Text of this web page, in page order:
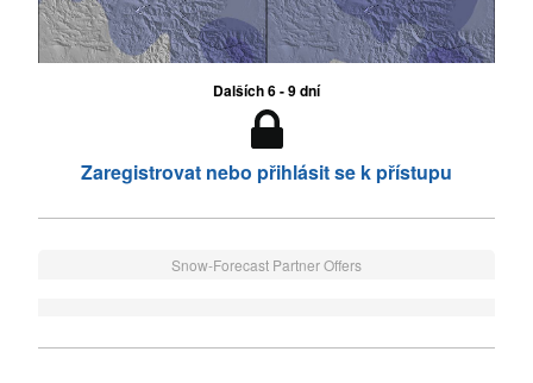
Dalších 6 - 9 dní
Zaregistrovat nebo přihlásit se k přístupu
Snow-Forecast Partner Offers